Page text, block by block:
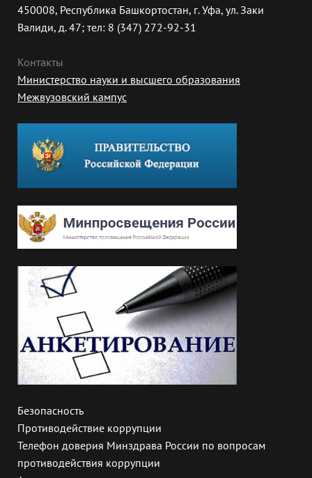
450008, Республика Башкортостан, г. Уфа, ул. Заки
Валиди, д. 47; тел: 8 (347) 272-92-31
Контакты
Министерство науки и высшего образования
Межвузовский кампус
Безопасность
Противодействие коррупции
Телефон доверия Минздрава России по вопросам
противодействия коррупции